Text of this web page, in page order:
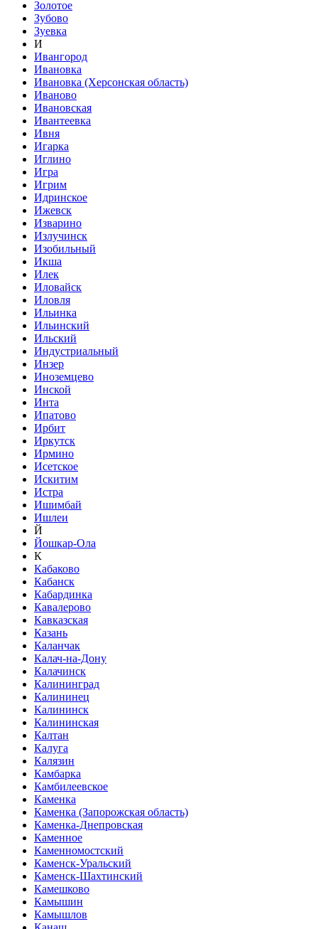
Золотое
Зубово
Зуевка
И
Ивангород
Ивановка
Ивановка (Херсонская область)
Иваново
Ивановская
Ивантеевка
Ивня
Игарка
Иглино
Игра
Игрим
Идринское
Ижевск
Изварино
Излучинск
Изобильный
Икша
Илек
Иловайск
Иловля
Ильинка
Ильинский
Ильский
Индустриальный
Инзер
Иноземцево
Инской
Инта
Ипатово
Ирбит
Иркутск
Ирмино
Исетское
Искитим
Истра
Ишимбай
Ишлеи
Й
Йошкар-Ола
К
Кабаково
Кабанск
Кабардинка
Кавалерово
Кавказская
Казань
Каланчак
Калач-на-Дону
Калачинск
Калининград
Калининец
Калининск
Калининская
Калтан
Калуга
Калязин
Камбарка
Камбилеевское
Каменка
Каменка (Запорожская область)
Каменка-Днепровская
Каменное
Каменномостский
Каменск-Уральский
Каменск-Шахтинский
Камешково
Камышин
Камышлов